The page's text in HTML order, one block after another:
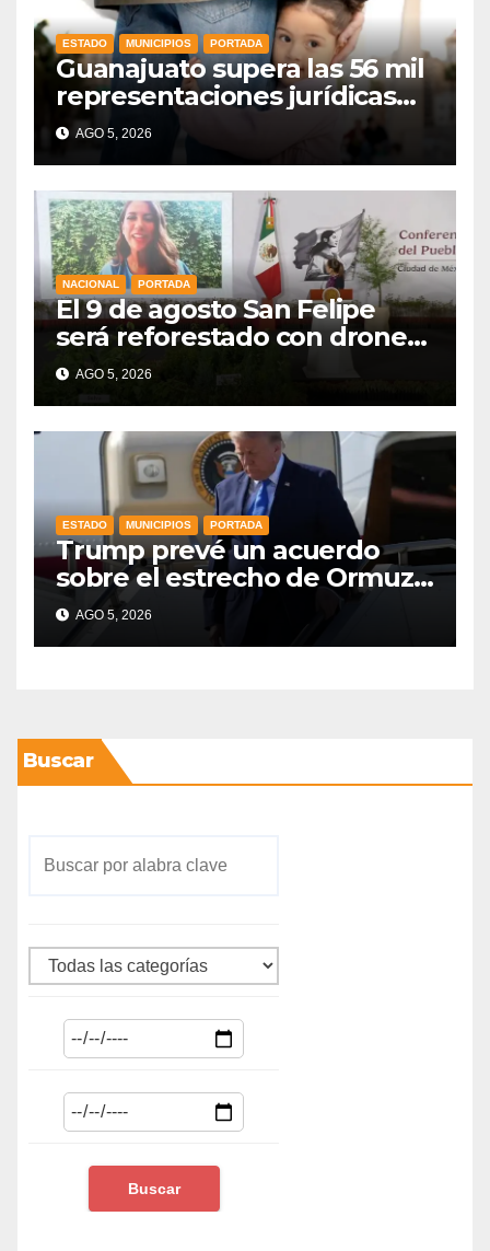
ESTADO MUNICIPIOS PORTADA
Guanajuato supera las 56 mil
representaciones jurídicas
para tutelar los derechos de
la niñez
AGO 5, 2026
NACIONAL PORTADA
El 9 de agosto San Felipe
será reforestado con drones,
como parte de la Jornada
Nacional a la que se suma
AGO 5, 2026
ESTADO MUNICIPIOS PORTADA
Trump prevé un acuerdo
sobre el estrecho de Ormuz
esta misma semana
AGO 5, 2026
Buscar